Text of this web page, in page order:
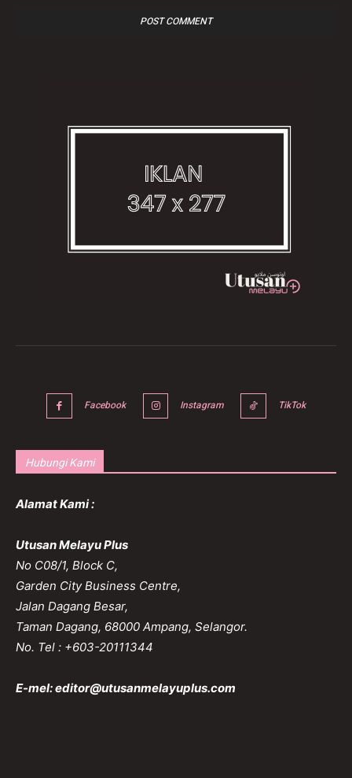
Facebook Instagram TikTok
Hubungi Kami
Alamat Kami :
Utusan Melayu Plus
No C08/1, Block C,
Garden City Business Centre,
Jalan Dagang Besar,
Taman Dagang, 68000 Ampang, Selangor.
No. Tel : +603-20111344
E-mel:editor@utusanmelayuplus.com